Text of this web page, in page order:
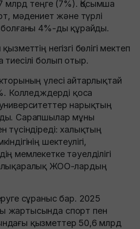
млрд теңге (7%). Қосымша
мәдениет және түрлі
болғаны 4%-ды құрайды.
негізгі бөлігі мектеп
тиесілі болып отыр.
үлесі айтарлықтай
Колледждерді қоса
нарықтың
Сарапшылар мұны
түсіндіреді: халықтың
шектеулігі,
мемлекетке тәуелділігі
ЖОО-лардың
сұраныс бар. 2025
жартысында спорт пен
қызметтер 50,6 млрд